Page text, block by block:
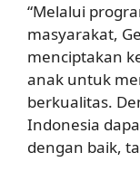
“Melalui
masyarakat,
menciptakan
anak untuk
berkualitas.
Indonesia
dengan baik,